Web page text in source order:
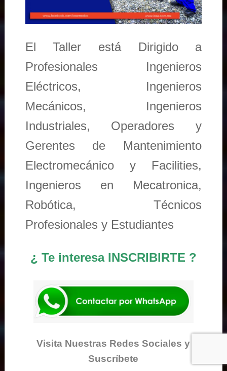
El Taller está Dirigido a
Profesionales Ingenieros
Eléctricos, Ingenieros
Mecánicos, Ingenieros
Industriales, Operadores y
Gerentes de Mantenimiento
Electromecánico y Facilities,
Ingenieros en Mecatronica,
Robótica, Técnicos
Profesionales y Estudiantes
¿ Te interesa INSCRIBIRTE ?
Visita Nuestras Redes Sociales y
Suscríbete